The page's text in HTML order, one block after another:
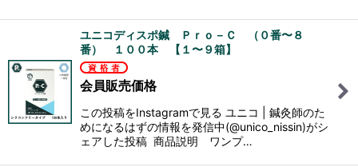
ユニコディスポ鍼 Ｐｒｏ－Ｃ （０番〜８
番） １００本 【１〜９箱】
会員販売価格
この投稿をInstagramで見る ユニコ | 鍼灸師のた
めになるはずの情報を発信中(@unico_nissin)がシ
ェアした投稿 商品説明 ワンプ…